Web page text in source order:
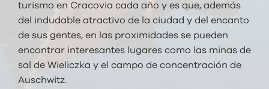
turismo en Cracovia cada año y es que, además
del indudable atractivo de la ciudad y del encanto
de sus gentes, en las proximidades se pueden
encontrar interesantes lugares como las minas de
sal de Wieliczka y el campo de concentración de
Auschwitz.